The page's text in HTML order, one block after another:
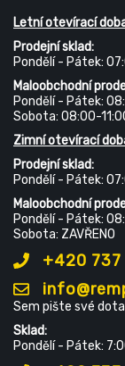
Letní otevírací
Prodejní sklad:
Pondělí - Pátek:
Maloobchodní
Pondělí - Pátek:
Sobota: 08:00-
Zimní otevírací
Prodejní sklad:
Pondělí - Pátek:
Maloobchodní
Pondělí - Pátek:
Sobota: ZAVŘENO
+420
Sem pište své
Sklad:
Pondělí - Pátek: